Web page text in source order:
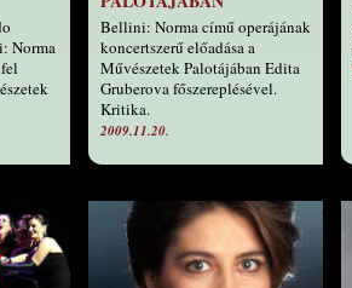
Norma
Bellini: Norma című operájának
koncertszerű előadása a
Művészetek Palotájában Edita
Gruberova főszereplésével.
Kritika.
2009.11.20.